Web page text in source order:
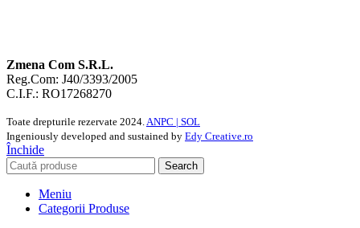
Zmena Com S.R.L.
Reg.Com: J40/3393/2005
C.I.F.: RO17268270
Toate drepturile rezervate 2024.ANPC | SOL
Ingeniously developed and sustained by Edy Creative.ro
Închide
Search
Meniu
Categorii Produse